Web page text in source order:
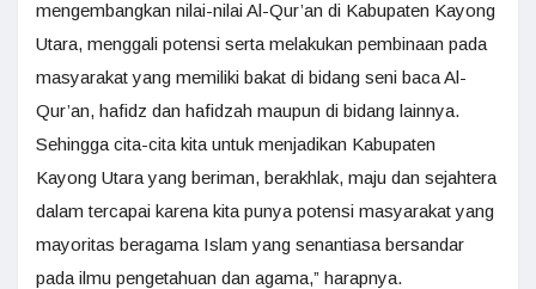
mengembangkan nilai-nilai Al-Qur’an di Kabupaten Kayong
Utara, menggali potensi serta melakukan pembinaan pada
masyarakat yang memiliki bakat di bidang seni baca Al-
Qur’an, hafidz dan hafidzah maupun di bidang lainnya.
Sehingga cita-cita kita untuk menjadikan Kabupaten
Kayong Utara yang beriman, berakhlak, maju dan sejahtera
dalam tercapai karena kita punya potensi masyarakat yang
mayoritas beragama Islam yang senantiasa bersandar
pada ilmu pengetahuan dan agama,” harapnya.